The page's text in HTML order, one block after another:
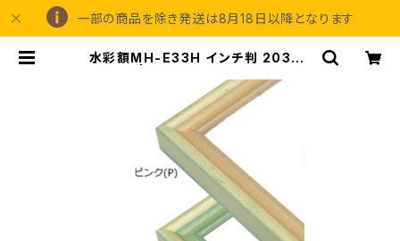
一部の商品を除き発送は8月18日以降となります
水彩額MH-E33H インチ判 203×2
ミングアイガ